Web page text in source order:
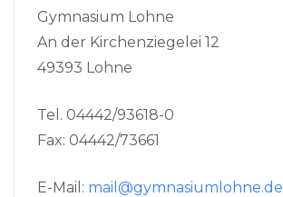
Gymnasium Lohne
An der Kirchenziegelei 12
49393 Lohne
Tel. 04442/93618-0
Fax: 04442/73661
E-Mail: mail@gymnasiumlohne.de